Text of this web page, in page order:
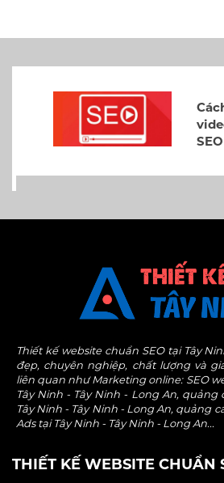
Thiết kế website chuẩn SEO tại Tây
đẹp, chuyên nghiệp, chất lượng và
liên quan như Marketing online: SEO
Tây Ninh - Tây Ninh - Long An, quảng
Tây Ninh - Tây Ninh - Long An, quảng
Ads tại Tây Ninh - Tây Ninh - Long An...
THIẾT KẾ WEBSITE CHUẨN